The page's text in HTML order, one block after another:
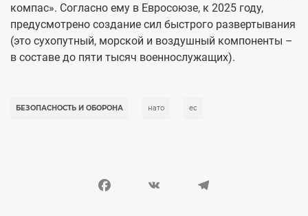
компас». Согласно ему в Евросоюзе, к 2025 году,
предусмотрено создание сил быстрого развертывания
(это сухопутный, морской и воздушный компоненты –
в составе до пяти тысяч военнослужащих).
БЕЗОПАСНОСТЬ И ОБОРОНА нато ес
Facebook VK Telegram